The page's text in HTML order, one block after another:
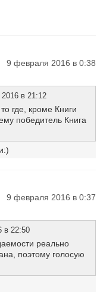
9 февраля 2016 в 0:38
в 21:12
где, кроме Книги
победитель Книга
9 февраля 2016 в 0:37
в 22:50
реально
поэтому голосую